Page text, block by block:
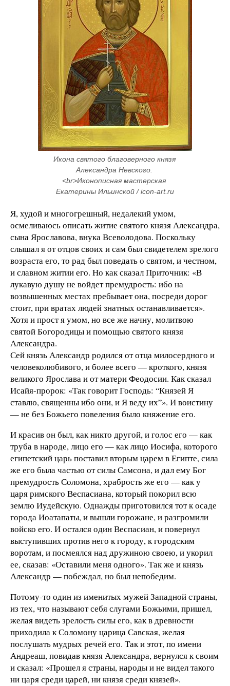
Икона святого благоверного князя
Александра Невского.
<br>Иконописная мастерская
Екатерины Ильинской / icon-art.ru
Я, худой и многогрешный, недалекий умом,
осмеливаюсь описать житие святого князя Александра,
сына Ярославова, внука Всеволодова. Поскольку
слышал я от отцов своих и сам был свидетелем зрелого
возраста его, то рад был поведать о святом, и честном,
и славном житии его. Но как сказал Приточник: «В
лукавую душу не войдет премудрость: ибо на
возвышенных местах пребывает она, посреди дорог
стоит, при вратах людей знатных останавливается».
Хотя и прост я умом, но все же начну, молитвою
святой Богородицы и помощью святого князя
Александра.
Сей князь Александр родился от отца милосердного и
человеколюбивого, и более всего — кроткого, князя
великого Ярослава и от матери Феодосии. Как сказал
Исайя-пророк: «Так говорит Господь: “Князей Я
ставлю, священны ибо они, и Я веду их”». И воистину
— не без Божьего повеления было княжение его.
И красив он был, как никто другой, и голос его — как
труба в народе, лицо его — как лицо Иосифа, которого
египетский царь поставил вторым царем в Египте, сила
же его была частью от силы Самсона, и дал ему Бог
премудрость Соломона, храбрость же его — как у
царя римского Веспасиана, который покорил всю
землю Иудейскую. Однажды приготовился тот к осаде
города Иоатапаты, и вышли горожане, и разгромили
войско его. И остался один Веспасиан, и повернул
выступивших против него к городу, к городским
воротам, и посмеялся над дружиною своею, и укорил
ее, сказав: «Оставили меня одного». Так же и князь
Александр — побеждал, но был непобедим.
Потому-то один из именитых мужей Западной страны,
из тех, что называют себя слугами Божьими, пришел,
желая видеть зрелость силы его, как в древности
приходила к Соломону царица Савская, желая
послушать мудрых речей его. Так и этот, по имени
Андреаш, повидав князя Александра, вернулся к своим
и сказал: «Прошел я страны, народы и не видел такого
ни царя среди царей, ни князя среди князей».